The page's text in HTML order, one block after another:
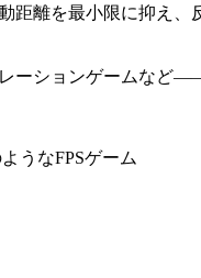
離を最小限に抑え
ションゲームなど
うなFPSゲーム